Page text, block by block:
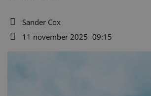
Auteur
Sander Cox
11 november 2025 09:15